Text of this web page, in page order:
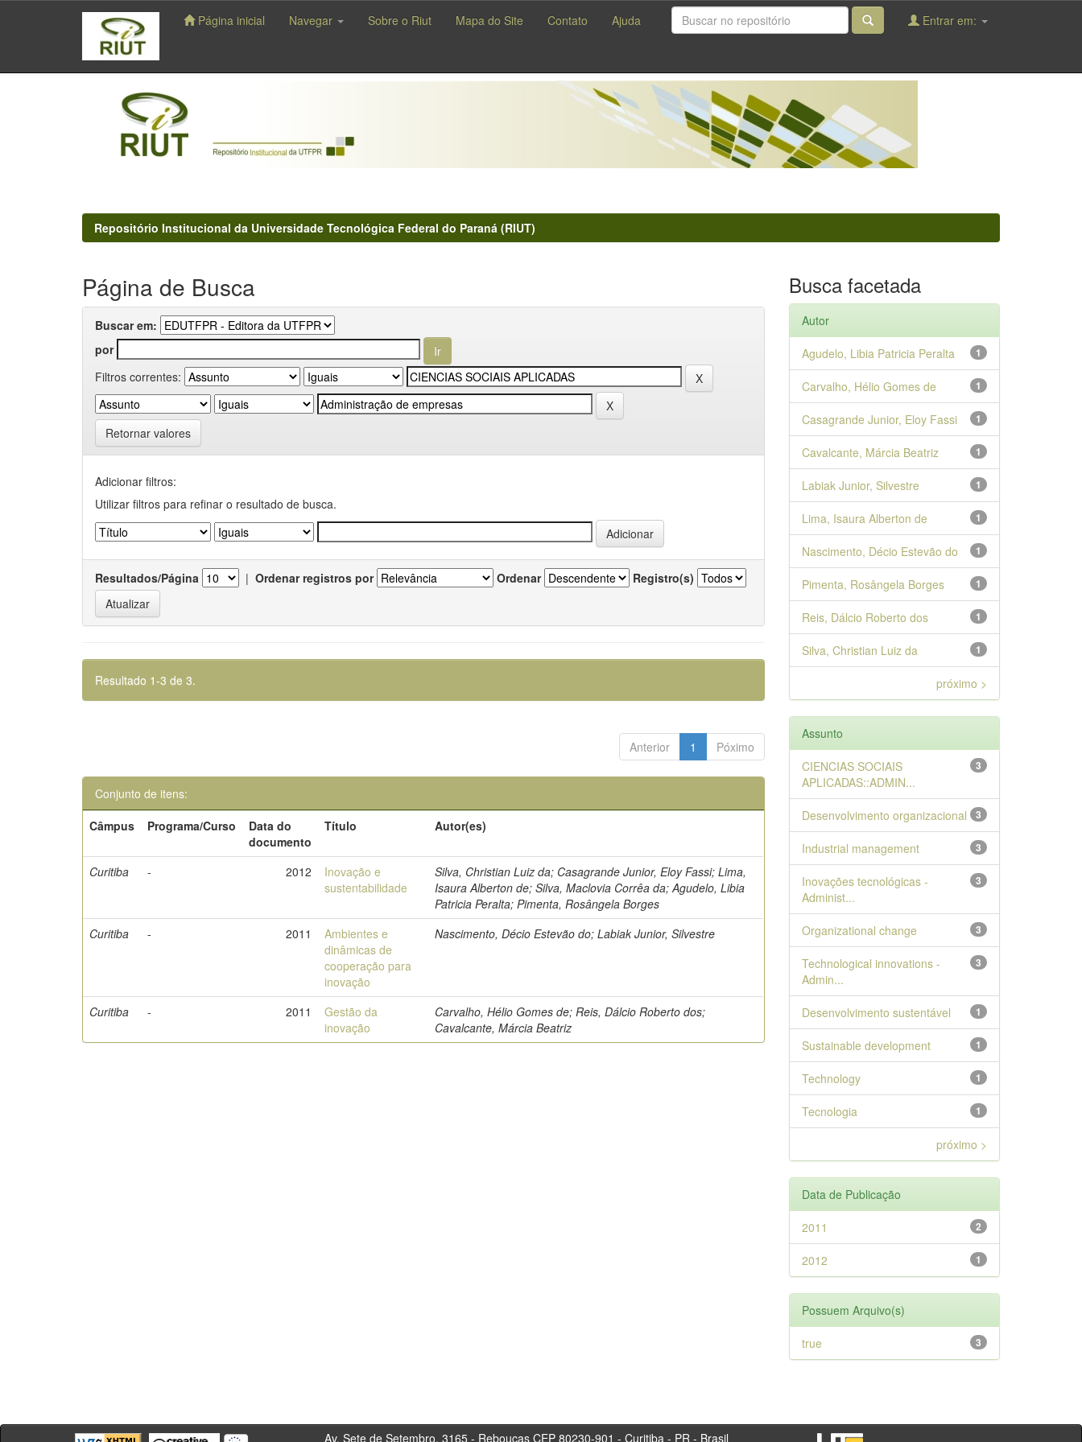
navigation
Página inicial Navegar Sobre o Riut Mapa do Site Contato Ajuda Entrar em:
Repositório Institucional da Universidade Tecnológica Federal do Paraná (RIUT)
Página de Busca
Buscar em:
por
Filtros correntes:
Retornar valores
Adicionar filtros:
Utilizar filtros para refinar o resultado de busca.
Resultados/Página | Ordenar registros por Ordenar Registro(s)
Resultado 1-3 de 3.
Anterior 1 Póximo
Conjunto de itens:
Câmpus
Programa/Curso
Data do
documento
Título Autor(es)
Curitiba - 2012
Inovação e
sustentabilidade
Silva, Christian Luiz da; Casagrande Junior, Eloy Fassi; Lima,
Isaura Alberton de; Silva, Maclovia Corrêa da; Agudelo, Libia
Patricia Peralta; Pimenta, Rosângela Borges
Curitiba
- 2011
Ambientes e
dinâmicas de
cooperação para
inovação
Nascimento, Décio Estevão do; Labiak Junior, Silvestre
Curitiba - 2011
Gestão da
inovação
Carvalho, Hélio Gomes de; Reis, Dálcio Roberto dos;
Cavalcante, Márcia Beatriz
Busca facetada
Autor
1
Agudelo, Libia Patricia Peralta
1
Carvalho, Hélio Gomes de
1
Casagrande Junior, Eloy Fassi
1
Cavalcante, Márcia Beatriz
1
Labiak Junior, Silvestre
1
Lima, Isaura Alberton de
1
Nascimento, Décio Estevão do
1
Pimenta, Rosângela Borges
1
Reis, Dálcio Roberto dos
1
Silva, Christian Luiz da
próximo >
Assunto
3
CIENCIAS SOCIAIS
APLICADAS::ADMIN...
3
Desenvolvimento organizacional
3
Industrial management
3
Inovações tecnológicas -
Administ...
3
Organizational change
3
Technological innovations -
Admin...
1
Desenvolvimento sustentável
1
Sustainable development
1
Technology
1
Tecnologia
próximo >
Data de Publicação
2
2011
1
2012
Possuem Arquivo(s)
3
true
Av. Sete de Setembro, 3165 - Rebouças CEP 80230-901 - Curitiba - PR - Brasil